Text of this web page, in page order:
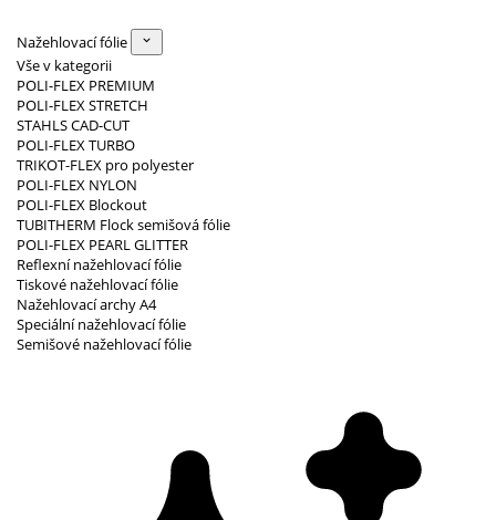
Nažehlovací fólie
Vše v kategorii
POLI-FLEX PREMIUM
POLI-FLEX STRETCH
STAHLS CAD-CUT
POLI-FLEX TURBO
TRIKOT-FLEX pro polyester
POLI-FLEX NYLON
POLI-FLEX Blockout
TUBITHERM Flock semišová fólie
POLI-FLEX PEARL GLITTER
Reflexní nažehlovací fólie
Tiskové nažehlovací fólie
Nažehlovací archy A4
Speciální nažehlovací fólie
Semišové nažehlovací fólie